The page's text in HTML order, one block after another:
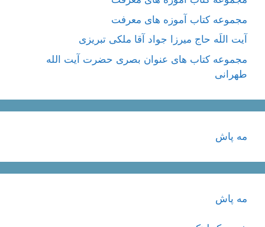
مجموعه کتاب آموزه های معرفت
آیت اللَه حاج میرزا جواد آقا ملکی تبریزی
مجموعه کتاب های عنوان بصری حضرت آیت الله
طهرانی
مه پاش
مه پاش